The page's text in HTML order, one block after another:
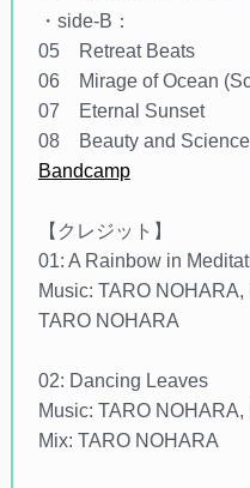
・side-B：
05 Retreat Beats
06 Mirage of Ocean
07 Eternal Sunset
08 Beauty and Science
Bandcamp
【クレジット】
01: A Rainbow in
Music: TARO
TARO NOHARA
02: Dancing Leaves
Music: TARO
Mix: TARO NOHARA